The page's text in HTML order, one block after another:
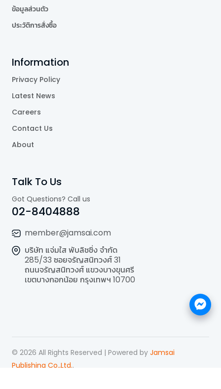
ข้อมูลส่วนตัว
ประวัติการสั่งซื้อ
Information
Privacy Policy
Latest News
Careers
Contact Us
About
Talk To Us
Got Questions? Call us
02-8404888
member@jamsai.com
บริษัท แจ่มใส พับลิชชิ่ง จำกัด
285/33 ซอยจรัญสนิทวงศ์ 31
ถนนจรัญสนิทวงศ์ แขวงบางขุนศรี
เขตบางกอกน้อย กรุงเทพฯ 10700
© 2026 All Rights Reserved | Powered by Jamsai
Publishing Co.,Ltd..